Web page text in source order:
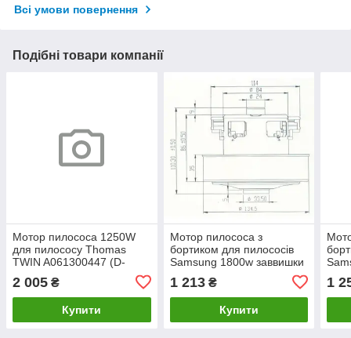
Всі умови повернення
Подібні товари компанії
Мотор пилососа 1250W
для пилососу Thomas
TWIN A061300447 (D-
144/107мм, H-69/166мм)
2 005 ₴
Купити
Мотор пилососа з
бортиком для пилососів
Samsung 1800w заввишки
(DJ31-00067P)
1 213₴
Купити
1